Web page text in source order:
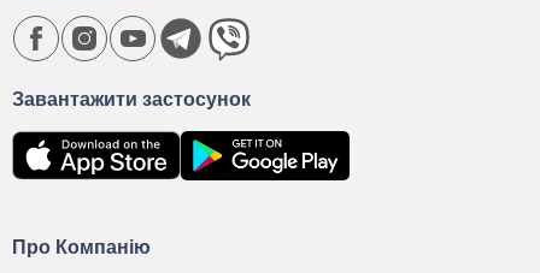
Про Компанію
Завантажити застосунок